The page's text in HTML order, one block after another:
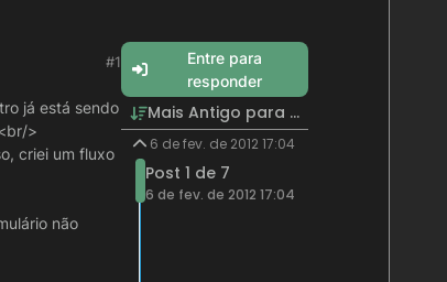
#1
já está sendo
>
criei um fluxo
não
Entre para
responder
Mais Antigo para Mais Recente
6 de fev. de 2012 17:04
Post 1 de 7
6 de fev. de 2012 17:04